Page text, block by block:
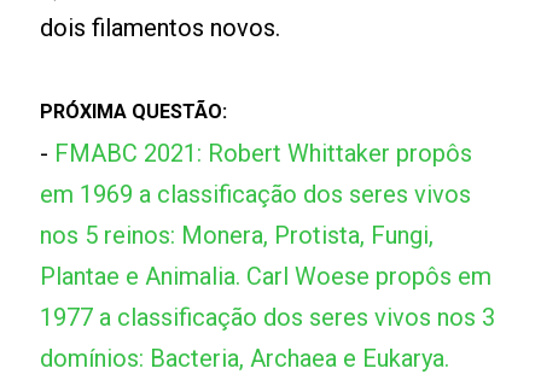
dois filamentos novos.
PRÓXIMA QUESTÃO:
- FMABC 2021: Robert Whittaker propôs
em 1969 a classificação dos seres vivos
nos 5 reinos: Monera, Protista, Fungi,
Plantae e Animalia. Carl Woese propôs em
1977 a classificação dos seres vivos nos 3
domínios: Bacteria, Archaea e Eukarya.